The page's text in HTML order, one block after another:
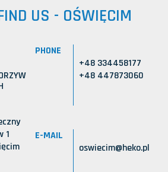
US - OŚWIĘCIM
1
PHONE
+48 334458177
+48 447873060
E-MAIL
oswiecim@heko.pl